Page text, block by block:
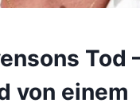
Tod
von einem